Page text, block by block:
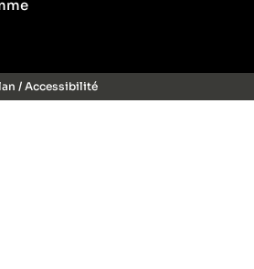
/ Accessibilité